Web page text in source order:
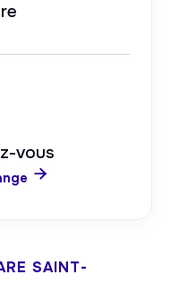
vous

SAINT-